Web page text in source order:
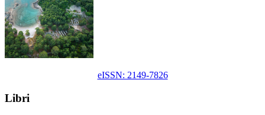
eISSN: 2149-7826
Libri